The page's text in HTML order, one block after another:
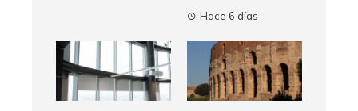
Hace 6 días